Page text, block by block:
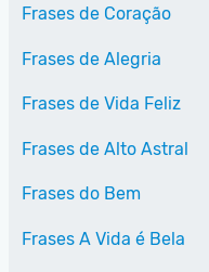
Frases de Coração
Frases de Alegria
Frases de Vida Feliz
Frases de Alto Astral
Frases do Bem
Frases A Vida é Bela